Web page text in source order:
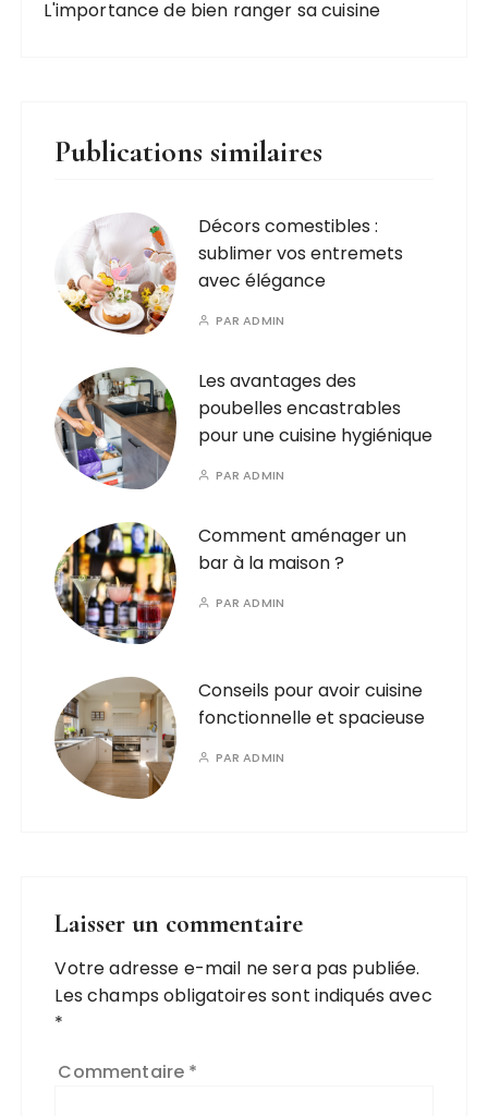
L'importance de bien ranger sa cuisine
Publications similaires
Décors comestibles :
sublimer vos entremets
avec élégance​
PARADMIN
Les avantages des
poubelles encastrables
pour une cuisine hygiénique
PARADMIN
Comment aménager un
bar à la maison ?
PARADMIN
Conseils pour avoir cuisine
fonctionnelle et spacieuse
PARADMIN
Laisser un commentaire
Votre adresse e-mail ne sera pas publiée.
Les champs obligatoires sont indiqués avec
*
Commentaire *